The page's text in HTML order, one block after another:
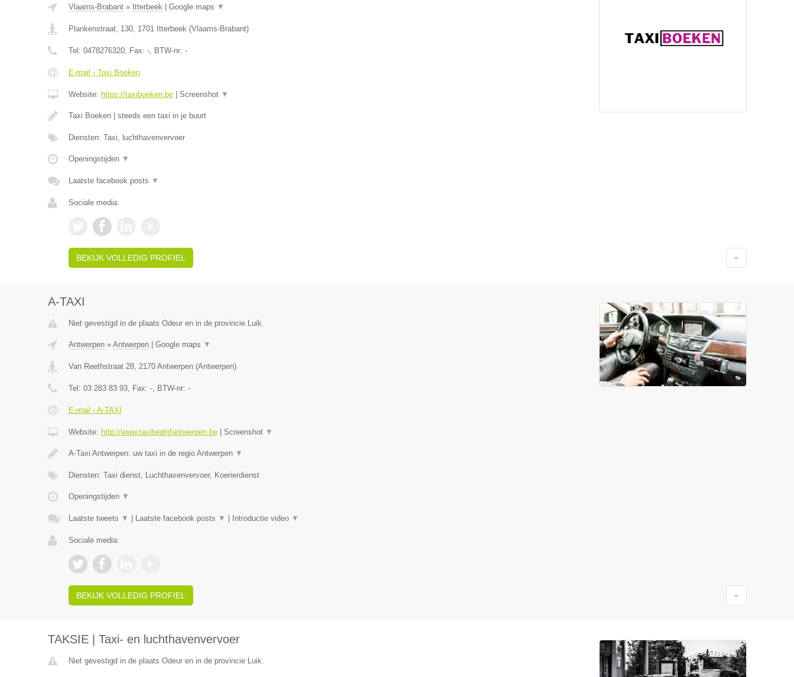
Vlaams-Brabant» Itterbeek| Google maps ▼
Plankenstraat, 130, 1701 Itterbeek(Vlaams-Brabant)
Tel: 0478276320, Fax: -, BTW-nr: -
E-mail › Taxi Boeken
Website: https://taxiboeken.be| Screenshot ▼
Taxi Boeken | steeds een taxi in je buurt
Diensten: Taxi, luchthavenvervoer
Openingstijden ▼
Laatste facebook posts ▼
Sociale media:
BEKIJK VOLLEDIG PROFIEL
A-TAXI
Niet gevestigd in de plaats Odeur en in de provincie Luik.
Antwerpen» Antwerpen| Google maps ▼
Van Reethstraat 28, 2170 Antwerpen(Antwerpen)
Tel: 03 283 83 93, Fax: -, BTW-nr: -
E-mail › A-TAXI
Website: http://www.taxibedrijfantwerpen.be| Screenshot ▼
A-Taxi Antwerpen: uw taxi in de regio Antwerpen ▼
Diensten: Taxi dienst, Luchthavenvervoer, Koerierdienst
Openingstijden ▼
Laatste tweets ▼ Laatste facebook posts ▼ Introductie video ▼
Sociale media:
BEKIJK VOLLEDIG PROFIEL
TAKSIE | Taxi- en luchthavenvervoer
Niet gevestigd in de plaats Odeur en in de provincie Luik.